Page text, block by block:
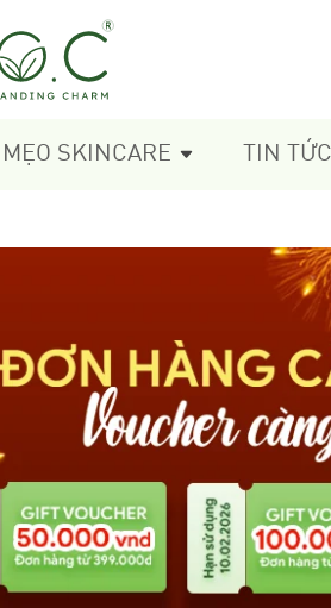
MẸO SKINCARE TIN TỨC